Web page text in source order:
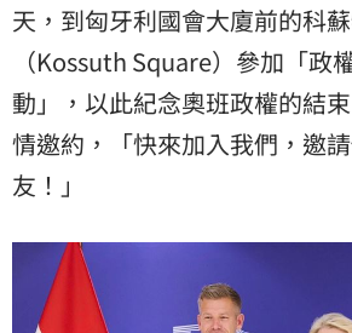
天，到匈牙利國會大廈前的科
（Kossuth Square）參加「政
動」，以此紀念奧班政權的結
情邀約，「快來加入我們，邀
友！」